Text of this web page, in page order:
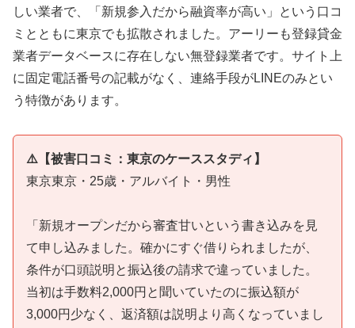
しい業者で、「新規参入だから融資率が高い」という口コ
ミとともに東京でも拡散されました。アーリーも登録貸金
業者データベースに存在しない無登録業者です。サイト上
に固定電話番号の記載がなく、連絡手段がLINEのみとい
う特徴があります。
⚠️【被害口コミ：東京のケーススタディ】
東京東京・25歳・アルバイト・男性
「新規オープンだから審査甘いという書き込みを見
て申し込みました。確かにすぐ借りられましたが、
条件が口頭説明と振込後の請求で違っていました。
当初は手数料2,000円と聞いていたのに振込額が
3,000円少なく、返済額は説明より高くなっていまし